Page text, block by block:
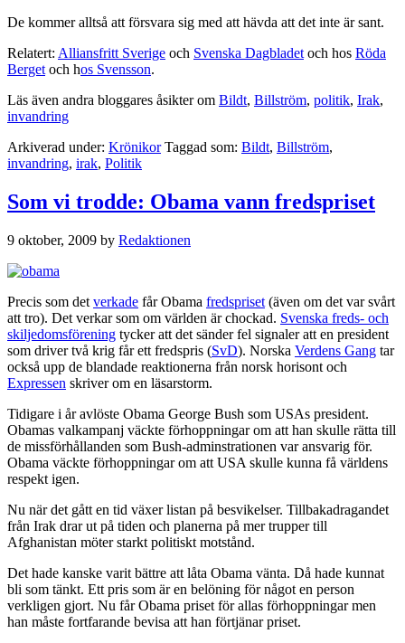
De kommer alltså att försvara sig med att hävda att det inte är sant.
Relatert: Alliansfritt Sverige och Svenska Dagbladet och hos Röda
Berget och hos Svensson.
Läs även andra bloggares åsikter om Bildt, Billström, politik, Irak,
invandring
Arkiverad under: Krönikor Taggad som: Bildt, Billström,
invandring, irak, Politik
Som vi trodde: Obama vann fredspriset
9 oktober, 2009 by Redaktionen
Precis som det verkade får Obama fredspriset (även om det var svårt
att tro). Det verkar som om världen är chockad. Svenska freds- och
skiljedomsförening tycker att det sänder fel signaler att en president
som driver två krig får ett fredspris (SvD). Norska Verdens Gang tar
också upp de blandade reaktionerna från norsk horisont och
Expressen skriver om en läsarstorm.
Tidigare i år avlöste Obama George Bush som USAs president.
Obamas valkampanj väckte förhoppningar om att han skulle rätta till
de missförhållanden som Bush-adminstrationen var ansvarig för.
Obama väckte förhoppningar om att USA skulle kunna få världens
respekt igen.
Nu när det gått en tid växer listan på besvikelser. Tillbakadragandet
från Irak drar ut på tiden och planerna på mer trupper till
Afghanistan möter starkt politiskt motstånd.
Det hade kanske varit bättre att låta Obama vänta. Då hade kunnat
bli som tänkt. Ett pris som är en belöning för något en person
verkligen gjort. Nu får Obama priset för allas förhoppningar men
han måste fortfarande bevisa att han förtjänar priset.